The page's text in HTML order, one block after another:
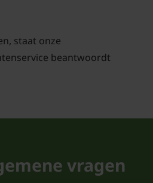
staat onze
beantwoordt
vragen